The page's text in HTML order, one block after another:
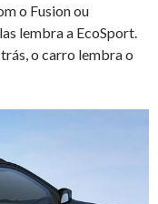
o Fusion ou
lembra a EcoSport.
o carro lembra o